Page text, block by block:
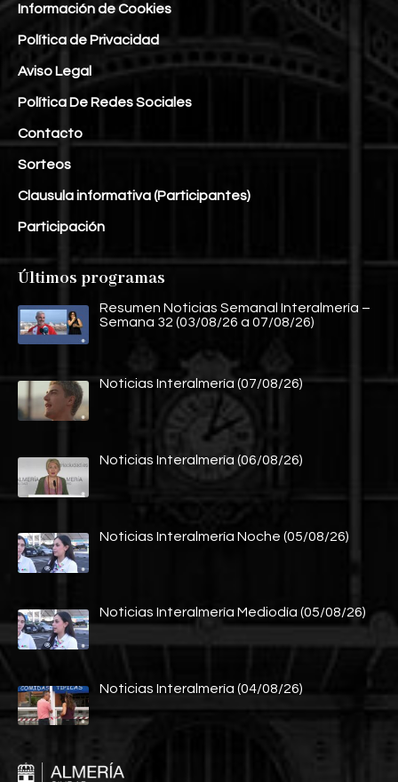
Información de Cookies
Política de Privacidad
Aviso Legal
Política De Redes Sociales
Contacto
Sorteos
Clausula informativa (Participantes)
Participación
Últimos programas
Resumen Noticias Semanal Interalmería –
Semana 32 (03/08/26 a 07/08/26)
Noticias Interalmería (07/08/26)
Noticias Interalmería (06/08/26)
Noticias Interalmería Noche (05/08/26)
Noticias Interalmería Mediodía (05/08/26)
Noticias Interalmería (04/08/26)